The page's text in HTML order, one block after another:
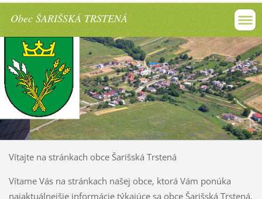
Obec ŠARIŠSKÁ TRSTENÁ
Vítajte na stránkach obce Šarišská Trstená
Vítame Vás na stránkach našej obce, ktorá Vám ponúka
najaktuálnejšie informácie týkajúce sa obce Šarišská Trstená.